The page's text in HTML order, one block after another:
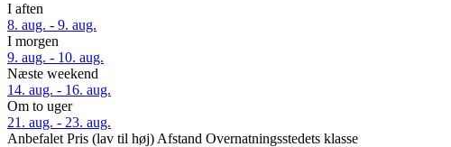
I aften
8. aug. - 9. aug.
I morgen
9. aug. - 10. aug.
Næste weekend
14. aug. - 16. aug.
Om to uger
21. aug. - 23. aug.
Anbefalet Pris (lav til høj) Afstand Overnatningsstedets klasse